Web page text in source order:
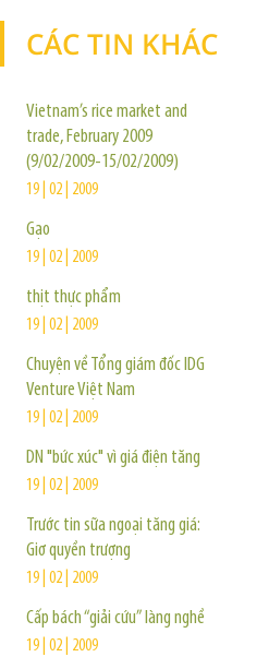
CÁC TIN KHÁC
Vietnam’s rice market and
trade, February 2009
(9/02/2009-15/02/2009)
19 | 02 | 2009
Gạo
19 | 02 | 2009
thịt thực phẩm
19 | 02 | 2009
Chuyện về Tổng giám đốc IDG
Venture Việt Nam
19 | 02 | 2009
DN "bức xúc" vì giá điện tăng
19 | 02 | 2009
Trước tin sữa ngoại tăng giá:
Giơ quyền trượng
19 | 02 | 2009
Cấp bách “giải cứu” làng nghề
19 | 02 | 2009